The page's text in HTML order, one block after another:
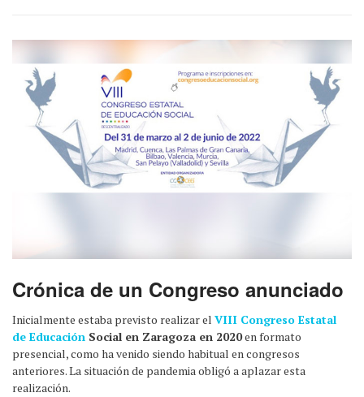
Crónica de un Congreso anunciado
Inicialmente estaba previsto realizar el VIII Congreso Estatal
de Educación Social en Zaragoza en 2020en formato
presencial, como ha venido siendo habitual en congresos
anteriores. La situación de pandemia obligó a aplazar esta
realización.